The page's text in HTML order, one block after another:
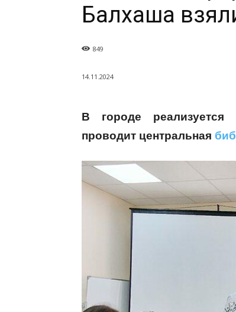
Балхаша
849
14.11.2024
В городе реализуется
проводит центральная